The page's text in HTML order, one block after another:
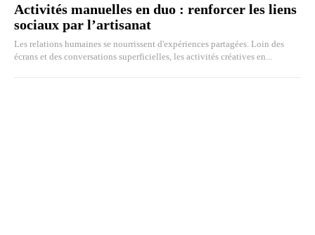
Activités manuelles en duo : renforcer les liens
sociaux par l’artisanat
Les relations humaines se nourrissent d'expériences partagées. Loin des
écrans et des conversations superficielles, les activités créatives en...